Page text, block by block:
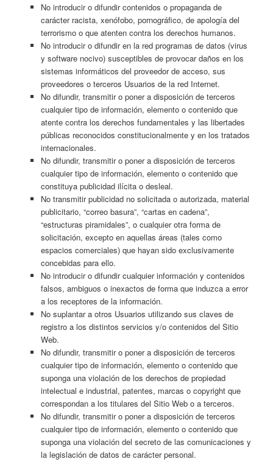
No introducir o difundir contenidos o propaganda de
carácter racista, xenófobo, pornográfico, de apología del
terrorismo o que atenten contra los derechos humanos.
No introducir o difundir en la red programas de datos (virus
y software nocivo) susceptibles de provocar daños en los
sistemas informáticos del proveedor de acceso, sus
proveedores o terceros Usuarios de la red Internet.
No difundir, transmitir o poner a disposición de terceros
cualquier tipo de información, elemento o contenido que
atente contra los derechos fundamentales y las libertades
públicas reconocidos constitucionalmente y en los tratados
internacionales.
No difundir, transmitir o poner a disposición de terceros
cualquier tipo de información, elemento o contenido que
constituya publicidad ilícita o desleal.
No transmitir publicidad no solicitada o autorizada, material
publicitario, “correo basura”, “cartas en cadena”,
“estructuras piramidales”, o cualquier otra forma de
solicitación, excepto en aquellas áreas (tales como
espacios comerciales) que hayan sido exclusivamente
concebidas para ello.
No introducir o difundir cualquier información y contenidos
falsos, ambiguos o inexactos de forma que induzca a error
a los receptores de la información.
No suplantar a otros Usuarios utilizando sus claves de
registro a los distintos servicios y/o contenidos del Sitio
Web.
No difundir, transmitir o poner a disposición de terceros
cualquier tipo de información, elemento o contenido que
suponga una violación de los derechos de propiedad
intelectual e industrial, patentes, marcas o copyright que
correspondan a los titulares del Sitio Web o a terceros.
No difundir, transmitir o poner a disposición de terceros
cualquier tipo de información, elemento o contenido que
suponga una violación del secreto de las comunicaciones y
la legislación de datos de carácter personal.